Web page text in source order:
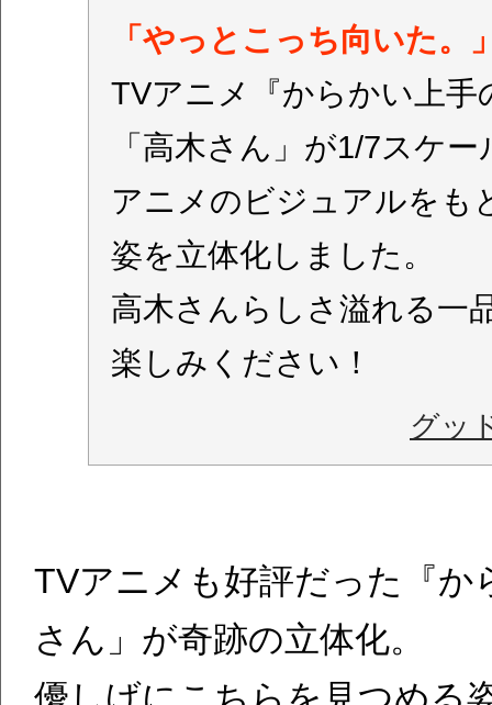
「やっとこっち向いた。
TVアニメ『からかい上
「高木さん」が1/7スケ
アニメのビジュアルをも
姿を立体化しました。
高木さんらしさ溢れる一
楽しみください！
グッ
TVアニメも好評だった『か
さん」が奇跡の立体化。